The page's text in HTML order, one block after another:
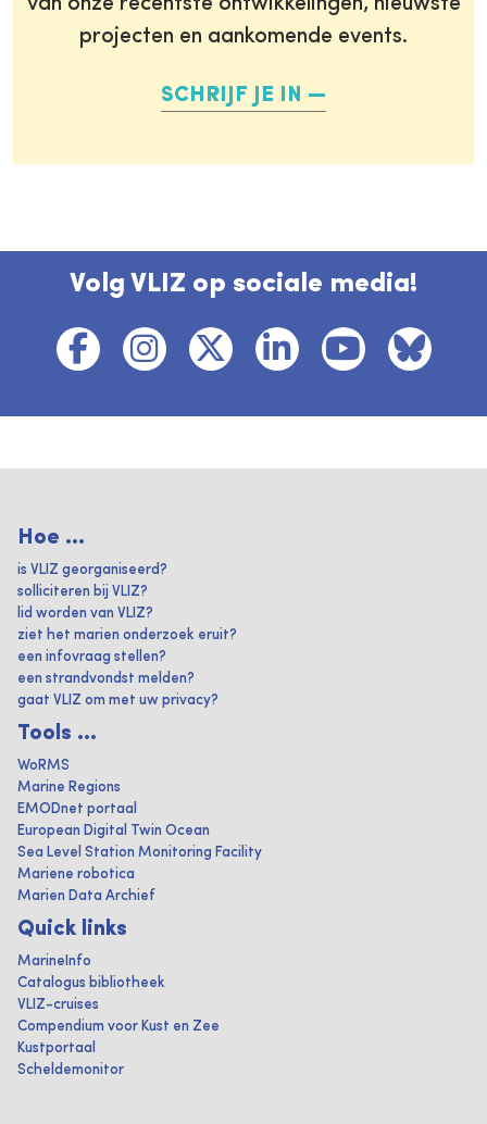
van onze recentste ontwikkelingen, nieuwste
projecten en aankomende events.
SCHRIJF JE IN
Volg VLIZ op sociale media!
Hoe ...
is VLIZ georganiseerd?
solliciteren bij VLIZ?
lid worden van VLIZ?
ziet het marien onderzoek eruit?
een infovraag stellen?
een strandvondst melden?
gaat VLIZ om met uw privacy?
Tools ...
WoRMS
Marine Regions
EMODnet portaal
European Digital Twin Ocean
Sea Level Station Monitoring Facility
Mariene robotica
Marien Data Archief
Quick links
MarineInfo
Catalogus bibliotheek
VLIZ-cruises
Compendium voor Kust en Zee
Kustportaal
Scheldemonitor